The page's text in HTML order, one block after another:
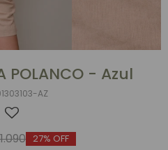
POLANCO - Azul
AZ
1.090 27